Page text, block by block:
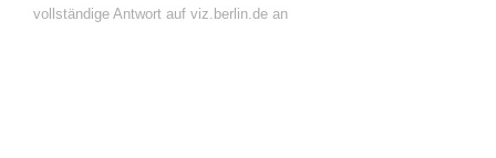
vollständige Antwort auf viz.berlin.de an